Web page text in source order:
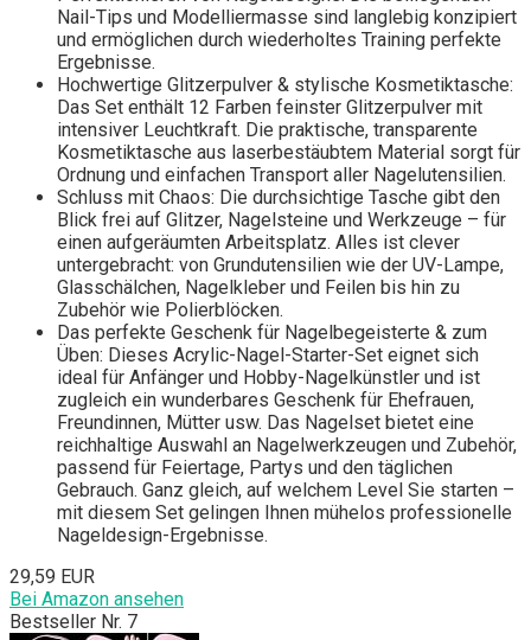
Nail-Tips und Modelliermasse sind langlebig konzipiert
und ermöglichen durch wiederholtes Training perfekte
Ergebnisse.
Hochwertige Glitzerpulver & stylische Kosmetiktasche:
Das Set enthält 12 Farben feinster Glitzerpulver mit
intensiver Leuchtkraft. Die praktische, transparente
Kosmetiktasche aus laserbestäubtem Material sorgt für
Ordnung und einfachen Transport aller Nagelutensilien.
Schluss mit Chaos: Die durchsichtige Tasche gibt den
Blick frei auf Glitzer, Nagelsteine und Werkzeuge – für
einen aufgeräumten Arbeitsplatz. Alles ist clever
untergebracht: von Grundutensilien wie der UV-Lampe,
Glasschälchen, Nagelkleber und Feilen bis hin zu
Zubehör wie Polierblöcken.
Das perfekte Geschenk für Nagelbegeisterte & zum
Üben: Dieses Acrylic-Nagel-Starter-Set eignet sich
ideal für Anfänger und Hobby-Nagelkünstler und ist
zugleich ein wunderbares Geschenk für Ehefrauen,
Freundinnen, Mütter usw. Das Nagelset bietet eine
reichhaltige Auswahl an Nagelwerkzeugen und Zubehör,
passend für Feiertage, Partys und den täglichen
Gebrauch. Ganz gleich, auf welchem Level Sie starten –
mit diesem Set gelingen Ihnen mühelos professionelle
Nageldesign-Ergebnisse.
29,59 EUR
Bei Amazon ansehen
Bestseller Nr. 7